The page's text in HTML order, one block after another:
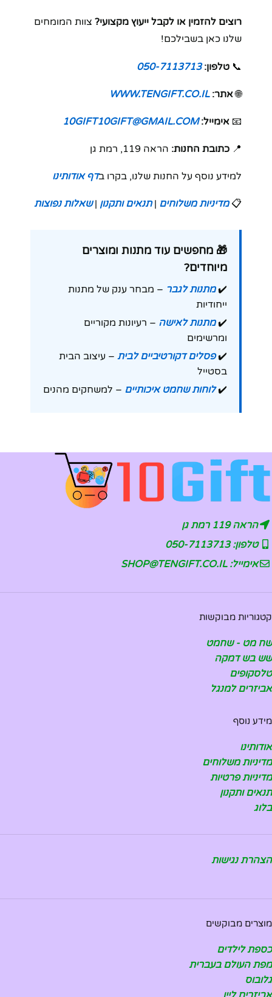
רוצים להזמין או לקבל ייעוץ מקצועי? צוות המומחים
שלנו כאן בשבילכם!
📞 טלפון: 050-7113713
🌐אתר: WWW.TENGIFT.CO.IL
📧 אימייל: 10GIFT10GIFT@GMAIL.COM
📍 כתובת החנות: הראה 119, רמת גן
למידע נוסף על החנות שלנו, בקרו בדף אודותינו
📋מדיניות משלוחים |תנאים ותקנון |שאלות נפוצות
🎁 מחפשים עוד מתנות ומוצרים
מיוחדים?
✔️מתנות לגבר – מבחר ענק של מתנות
ייחודיות
✔️מתנות לאישה – רעיונות מקוריים
ומרשימים
✔️פסלים דקורטיביים לבית – עיצוב הבית
בסטייל
✔️לוחות שחמט איכותיים – למשחקים מהנים
הראה 119 רמת גן
טלפון: 050-7113713
אימייל: SHOP@TENGIFT.CO.IL
קטגוריות מבוקשות
שח מט - שחמט
שש בש דמקה
טלסקופים
אביזרים למנגל
מידע נוסף
אודותינו
מדיניות משלוחים
מדיניות פרטיות
תנאים ותקנון
בלוג
הצהרת נגישות
מוצרים מבוקשים
כספת לילדים
מפת העולם בעברית
גלובוס